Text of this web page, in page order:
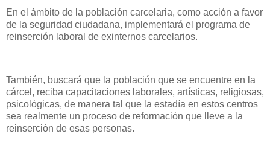
En el ámbito de la población carcelaria, como acción a favor
de la seguridad ciudadana, implementará el programa de
reinserción laboral de exinternos carcelarios.
También, buscará que la población que se encuentre en la
cárcel, reciba capacitaciones laborales, artísticas, religiosas,
psicológicas, de manera tal que la estadía en estos centros
sea realmente un proceso de reformación que lleve a la
reinserción de esas personas.